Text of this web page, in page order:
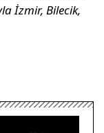
İzmir, Bilecik,